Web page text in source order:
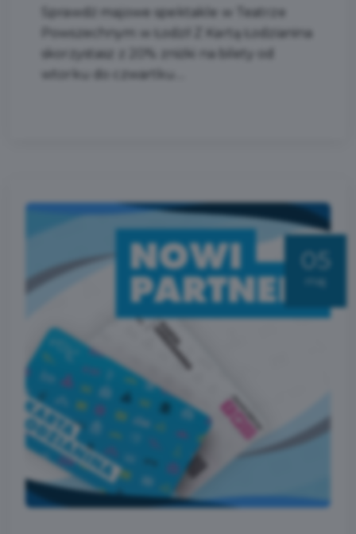
Sprawdź majowe spektakle w Teatrze
Powszechnym w Łodzi! Z Kartą Łodzianina
skorzystasz z 20% zniżki na bilety od
wtorku do czwartku....
05
maj